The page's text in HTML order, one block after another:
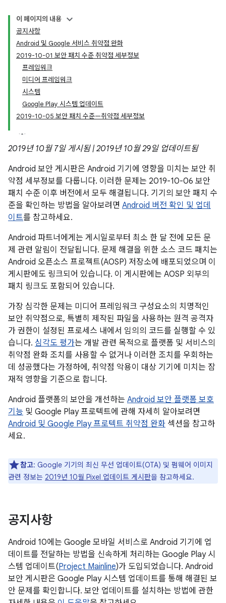
이 페이지의 내용
공지사항
Android 및 Google 서비스 취약점 완화
2019-10-01 보안 패치 수준 취약점 세부정보
프레임워크
미디어 프레임워크
시스템
Google Play 시스템 업데이트
2019-10-05 보안 패치 수준—취약점 세부정보
2019년 10월 7일 게시됨 | 2019년 10월 29일 업데이트됨
Android 보안 게시판은 Android 기기에 영향을 미치는 보안 취
약점 세부정보를 다룹니다. 이러한 문제는 2019-10-06 보안
패치 수준 이후 버전에서 모두 해결됩니다. 기기의 보안 패치 수
준을 확인하는 방법을 알아보려면 Android 버전 확인 및 업데
이트를 참고하세요.
Android 파트너에게는 게시일로부터 최소 한 달 전에 모든 문
제 관련 알림이 전달됩니다. 문제 해결을 위한 소스 코드 패치는
Android 오픈소스 프로젝트(AOSP) 저장소에 배포되었으며 이
게시판에도 링크되어 있습니다. 이 게시판에는 AOSP 외부의
패치 링크도 포함되어 있습니다.
가장 심각한 문제는 미디어 프레임워크 구성요소의 치명적인
보안 취약점으로, 특별히 제작된 파일을 사용하는 원격 공격자
가 권한이 설정된 프로세스 내에서 임의의 코드를 실행할 수 있
습니다. 심각도 평가는 개발 관련 목적으로 플랫폼 및 서비스의
취약점 완화 조치를 사용할 수 없거나 이러한 조치를 우회하는
데 성공했다는 가정하에, 취약점 악용이 대상 기기에 미치는 잠
재적 영향을 기준으로 합니다.
Android 플랫폼의 보안을 개선하는 Android 보안 플랫폼 보호
기능 및 Google Play 프로텍트에 관해 자세히 알아보려면
Android 및 Google Play 프로텍트 취약점 완화 섹션을 참고하
세요.
참고: Google 기기의 최신 무선 업데이트(OTA) 및 펌웨어 이미지
관련 정보는 2019년 10월 Pixel 업데이트 게시판을 참고하세요.
공지사항
Android 10에는 Google 모바일 서비스로 Android 기기에 업
데이트를 전달하는 방법을 신속하게 처리하는 Google Play 시
스템 업데이트(Project Mainline)가 도입되었습니다. Android
보안 게시판은 Google Play 시스템 업데이트를 통해 해결된 보
안 문제를 확인합니다. 보안 업데이트를 설치하는 방법에 관한